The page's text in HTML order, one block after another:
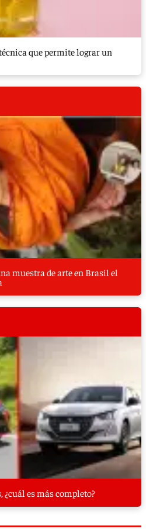
que permite lograr un
muestra de arte en Brasil el
¿cuál es más completo?